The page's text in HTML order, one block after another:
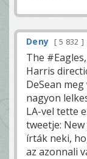
Deny 5 832
The
Harris
DeSean
nagyon
LA-vel tette
tweetje:
írták neki,
az azonnali